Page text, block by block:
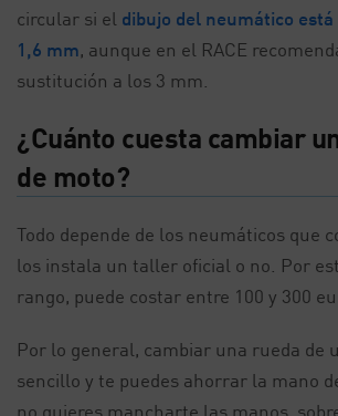
circular si el dibujo del neumático está
1,6 mm, aunque en el RACE
sustitución a los 3 mm.
¿Cuánto cuesta cambiar
de moto?
Todo depende de los neumáticos que
los instala un taller oficial o no. Por
rango, puede costar entre 100 y 300
Por lo general, cambiar una rueda de
sencillo y te puedes ahorrar la mano
no quieres mancharte las manos,